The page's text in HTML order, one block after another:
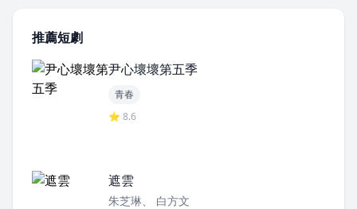
推薦短劇
尹心壞壞第五季
青春
⭐ 8.6
遮雲
朱芝琳、 白方文